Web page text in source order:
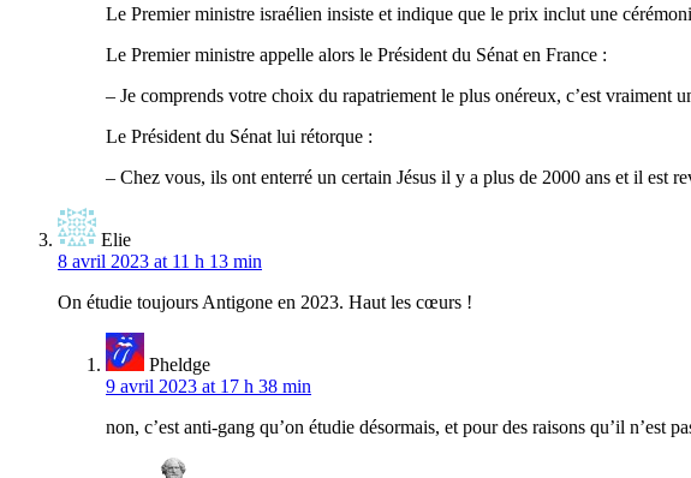
Le Premier ministre israélien insiste et indique que le prix inclut une
Le Premier ministre appelle alors le Président du Sénat en France :
– Je comprends votre choix du rapatriement le plus onéreux, c’est
Le Président du Sénat lui rétorque :
– Chez vous, ils ont enterré un certain Jésus il y a plus de 2000 ans et il
Elie
8 avril 2023 at 11 h 13 min
On étudie toujours Antigone en 2023. Haut les cœurs !
Pheldge
9 avril 2023 at 17 h 38 min
non, c’est anti-gang qu’on étudie désormais, et pour des raisons qu’il n’est